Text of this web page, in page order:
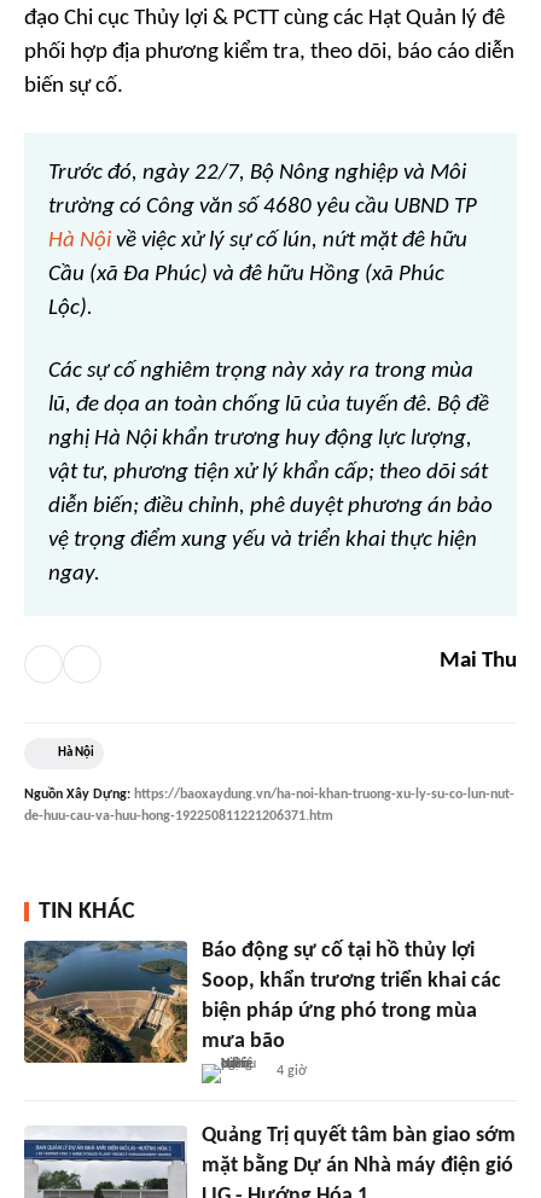
đạo Chi cục Thủy lợi & PCTT cùng các Hạt Quản lý đê
phối hợp địa phương kiểm tra, theo dõi, báo cáo diễn
biến sự cố.
Trước đó, ngày 22/7, Bộ Nông nghiệp và Môi
trường có Công văn số 4680 yêu cầu UBND TP
Hà Nội về việc xử lý sự cố lún, nứt mặt đê hữu
Cầu (xã Đa Phúc) và đê hữu Hồng (xã Phúc
Lộc).
Các sự cố nghiêm trọng này xảy ra trong mùa
lũ, đe dọa an toàn chống lũ của tuyến đê. Bộ đề
nghị Hà Nội khẩn trương huy động lực lượng,
vật tư, phương tiện xử lý khẩn cấp; theo dõi sát
diễn biến; điều chỉnh, phê duyệt phương án bảo
vệ trọng điểm xung yếu và triển khai thực hiện
ngay.
Mai Thu
Hà Nội
Nguồn Xây Dựng: https://baoxaydung.vn/ha-noi-khan-truong-xu-ly-su-co-lun-nut-
de-huu-cau-va-huu-hong-192250811221206371.htm
TIN KHÁC
Báo động sự cố tại hồ thủy lợi
Soop, khẩn trương triển khai các
biện pháp ứng phó trong mùa
mưa bão
4 giờ
Quảng Trị quyết tâm bàn giao sớm
mặt bằng Dự án Nhà máy điện gió